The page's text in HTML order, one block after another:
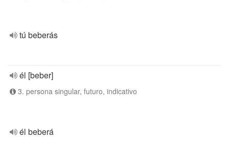
tú beberás
él [beber]
3. persona singular, futuro, indicativo
él beberá